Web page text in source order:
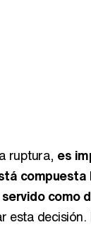
ruptura, es
como
esta